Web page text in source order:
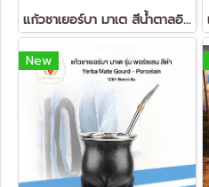
แก้วชาเยอร์บา มาเต สีน้ำตาลอิฐ (Yerba Mate Gourd)
New